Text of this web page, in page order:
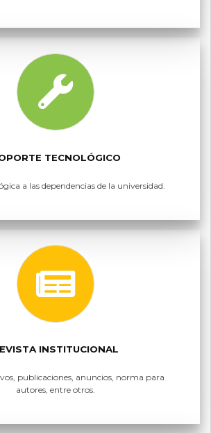
TECNOLÓGICO
a las dependencias de la universidad.
INSTITUCIONAL
publicaciones, anuncios, norma para
autores, entre otros.